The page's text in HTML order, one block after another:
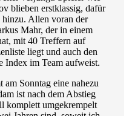
blieben erstklassig, dafür
hinzu. Allen voran der
Mahr, der in einem
mit 40 Treffern auf
liegt und auch den
Index im Team aufweist.
Sonntag eine nahezu
ist nach dem Abstieg
komplett umgekrempelt